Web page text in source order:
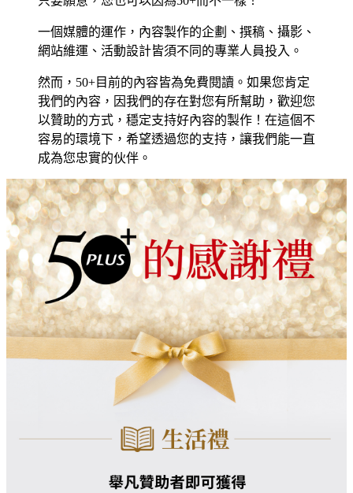
一個媒體的運作，內容製作的企劃、撰稿、攝影、
網站維運、活動設計皆須不同的專業人員投入。
然而，50+目前的內容皆為免費閱讀。如果您肯定
我們的內容，因我們的存在對您有所幫助，歡迎您
以贊助的方式，穩定支持好內容的製作！在這個不
容易的環境下，希望透過您的支持，讓我們能一直
成為您忠實的伙伴。